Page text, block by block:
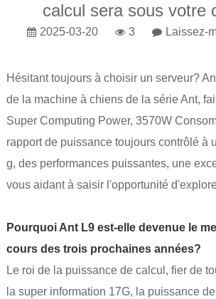
calcul sera sous votre
2025-03-20 3 Laissez-
Hésitant toujours à choisir un serveur?
de la machine à chiens de la série Ant,
Super Computing Power, 3570W
rapport de puissance toujours contrôlé à
g, des performances puissantes, une
vous aidant à saisir l'opportunité
Pourquoi Ant L9 est-elle devenue le
cours des trois prochaines années?
Le roi de la puissance de calcul, fier de
la super information 17G, la puissance